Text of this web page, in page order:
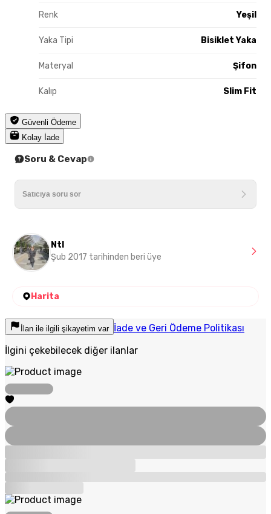
Renk Yeşil
Yaka Tipi Bisiklet Yaka
Materyal Şifon
Kalıp Slim Fit
Güvenli Ödeme
Kolay İade
Soru & Cevap
Ntl
Şub 2017 tarihinden beri üye
Harita
İlan ile ilgili şikayetim var İade ve Geri Ödeme Politikası
İlgini çekebilecek diğer ilanlar